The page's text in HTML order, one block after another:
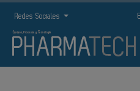
Redes Sociales